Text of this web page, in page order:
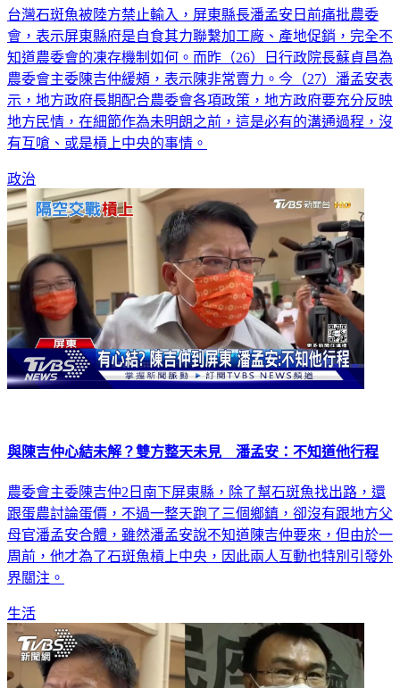
台灣石斑魚被陸方禁止輸入，屏東縣長潘孟安日前痛批農委
會，表示屏東縣府是自食其力聯繫加工廠、產地促銷，完全不
知道農委會的凍存機制如何。而昨（26）日行政院長蘇貞昌為
農委會主委陳吉仲緩頰，表示陳非常賣力。今（27）潘孟安表
示，地方政府長期配合農委會各項政策，地方政府要充分反映
地方民情，在細節作為未明朗之前，這是必有的溝通過程，沒
有互嗆、或是槓上中央的事情。
政治
與陳吉仲心結未解？雙方整天未見 潘孟安：不知道他行程
農委會主委陳吉仲2日南下屏東縣，除了幫石斑魚找出路，還
跟蛋農討論蛋價，不過一整天跑了三個鄉鎮，卻沒有跟地方父
母官潘孟安合體，雖然潘孟安說不知道陳吉仲要來，但由於一
周前，他才為了石斑魚槓上中央，因此兩人互動也特別引發外
界關注。
生活